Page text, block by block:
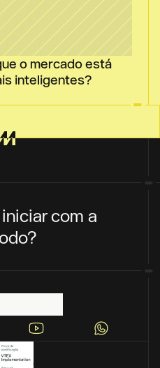
o mercado está
inteligentes?
com a